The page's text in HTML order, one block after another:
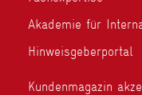
Akademie für
Hinweisgeberportal
Kundenmagazin